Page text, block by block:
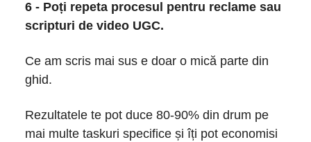
6 - Poți repeta procesul pentru reclame sau
scripturi de video UGC.
Ce am scris mai sus e doar o mică parte din
ghid.
Rezultatele te pot duce 80-90% din drum pe
mai multe taskuri specifice și îți pot economisi